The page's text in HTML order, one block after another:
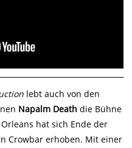
lebt auch von den
Napalm Death die Bühne
hat sich Ende der
Crowbar erhoben. Mit einer